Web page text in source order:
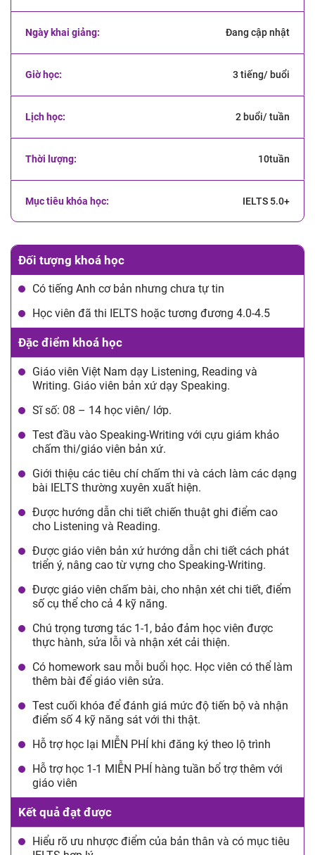
Đang cập nhật
3 tiếng/ buổi
2 buổi/ tuần
10tuần
IELTS 5.0+
Đối tượng khoá học
Có tiếng Anh cơ bản nhưng chưa tự tin
Học viên đã thi IELTS hoặc tương đương 4.0-4.5
Đặc điểm khoá học
Giáo viên Việt Nam dạy Listening, Reading và
Writing. Giáo viên bản xứ dạy Speaking.
Sĩ số: 08 – 14 học viên/ lớp.
Test đầu vào Speaking-Writing với cựu giám khảo
chấm thi/giáo viên bản xứ.
Giới thiệu các tiêu chí chấm thi và cách làm các dạng
bài IELTS thường xuyên xuất hiện.
Được hướng dẫn chi tiết chiến thuật ghi điểm cao
cho Listening và Reading.
Được giáo viên bản xứ hướng dẫn chi tiết cách phát
triển ý, nâng cao từ vựng cho Speaking-Writing.
Được giáo viên chấm bài, cho nhận xét chi tiết, điểm
số cụ thể cho cả 4 kỹ năng.
Chú trọng tương tác 1-1, bảo đảm học viên được
thực hành, sửa lỗi và nhận xét cải thiện.
Có homework sau mỗi buổi học. Học viên có thể làm
thêm bài để giáo viên sửa.
Test cuối khóa để đánh giá mức độ tiến bộ và nhận
điểm số 4 kỹ năng sát với thi thật.
Hỗ trợ học lại MIỄN PHÍ khi đăng ký theo lộ trình
Hỗ trợ học 1-1 MIỄN PHÍ hàng tuần bổ trợ thêm với
giáo viên
Kết quả đạt được
Hiểu rõ ưu nhược điểm của bản thân và có mục tiêu